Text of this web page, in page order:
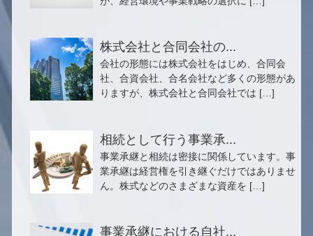
株式会社と合同会社の...
会社の形態には株式会社をはじめ、合同会
社、合資会社、合名会社など多くの形態があ
りますが、株式会社と合同会社では […]
相続として行う事業承...
事業承継と相続は密接に関係しています。事
業承継は経営権を引き継ぐだけではありませ
ん。株式などのさまざまな資産を […]
事業承継における自社...